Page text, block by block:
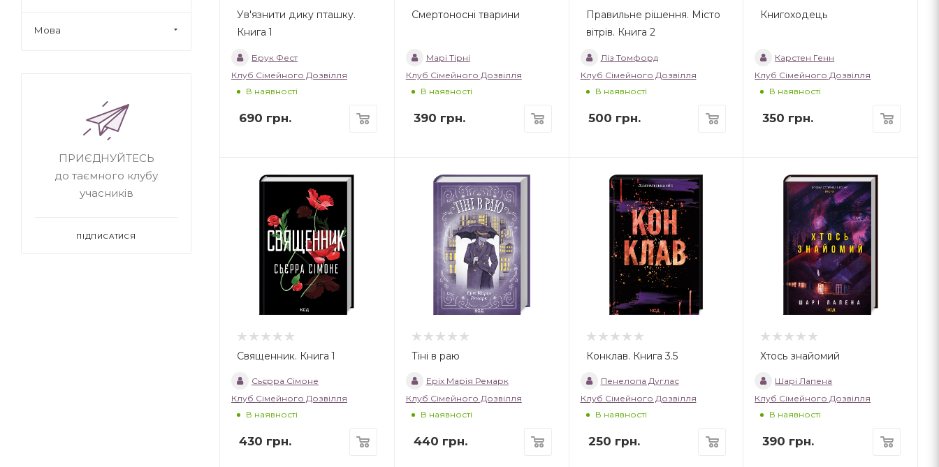
Ув'язнити дику пташку.
Книга 1
Брук Фест
Клуб Сімейного Дозвілля
В наявності
690 грн.
Смертоносні тварини
Марі Тірні
Клуб Сімейного Дозвілля
В наявності
390 грн.
Правильне рішення. Місто
вітрів. Книга 2
Ліз Томфорд
Клуб Сімейного Дозвілля
В наявності
500 грн.
Книгоходець
Карстен Генн
Клуб Сімейного Дозвілля
В наявності
350 грн.
Священник. Книга 1
Сьєрра Сімоне
Клуб Сімейного Дозвілля
В наявності
430 грн.
Тіні в раю
Еріх Марія Ремарк
Клуб Сімейного Дозвілля
В наявності
440 грн.
Конклав. Книга 3.5
Пенелопа Дуглас
Клуб Сімейного Дозвілля
В наявності
250 грн.
Хтось знайомий
Шарі Лапена
Клуб Сімейного Дозвілля
В наявності
390 грн.
Мова
ПРИЄДНУЙТЕСЬ
до таємного клубу
учасників
ПІДПИСАТИСЯ